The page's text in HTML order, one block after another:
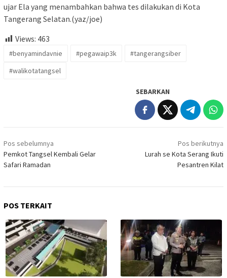
ujar Ela yang menambahkan bahwa tes dilakukan di Kota
Tangerang Selatan.(yaz/joe)
Views: 463
#benyamindavnie #pegawaip3k
#tangerangsiber
#walikotatangsel
SEBARKAN
Navigasi
pos
Pos sebelumnya
Pemkot Tangsel Kembali Gelar
Safari Ramadan
Pos berikutnya
Lurah se Kota Serang Ikuti
Pesantren Kilat
POS TERKAIT